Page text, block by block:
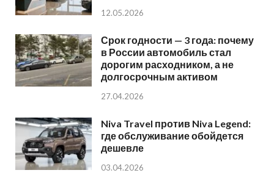
12.05.2026
Срок годности — 3 года: почему
в России автомобиль стал
дорогим расходником, а не
долгосрочным активом
27.04.2026
Niva Travel против Niva Legend:
где обслуживание обойдется
дешевле
03.04.2026